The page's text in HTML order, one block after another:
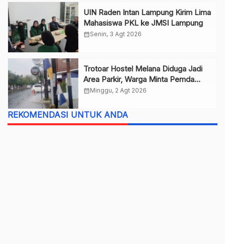
UIN Raden Intan Lampung Kirim Lima
Mahasiswa PKL ke JMSI Lampung
calendar_monthSenin, 3 Agt 2026
Trotoar Hostel Melana Diduga Jadi
Area Parkir, Warga Minta Pemda
Bertindak
calendar_monthMinggu, 2 Agt 2026
REKOMENDASI UNTUK ANDA